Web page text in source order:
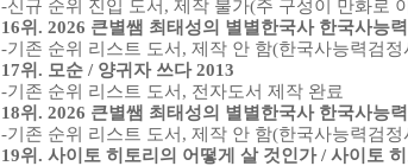
-신규 순위 진입 도서, 제작 불가(주 구성이 만화로
16위. 2026 큰별쌤 최태성의 별별한국사 한국사능
-기존 순위 리스트 도서, 제작 안 함(한국사능력검
17위. 모순 / 양귀자 쓰다 2013
-기존 순위 리스트 도서, 전자도서 제작 완료
18위. 2026 큰별쌤 최태성의 별별한국사 한국사능
-기존 순위 리스트 도서, 제작 안 함(한국사능력검
19위. 사이토 히토리의 어떻게 살 것인가 / 사이토